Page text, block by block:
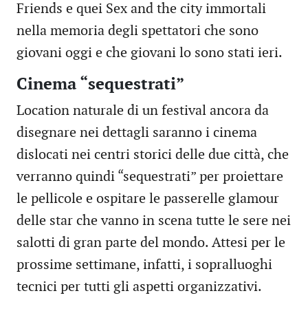
Friends e quei Sex and the city immortali
nella memoria degli spettatori che sono
giovani oggi e che giovani lo sono stati ieri.
Cinema “sequestrati”
Location naturale di un festival ancora da
disegnare nei dettagli saranno i cinema
dislocati nei centri storici delle due città, che
verranno quindi “sequestrati” per proiettare
le pellicole e ospitare le passerelle glamour
delle star che vanno in scena tutte le sere nei
salotti di gran parte del mondo. Attesi per le
prossime settimane, infatti, i sopralluoghi
tecnici per tutti gli aspetti organizzativi.